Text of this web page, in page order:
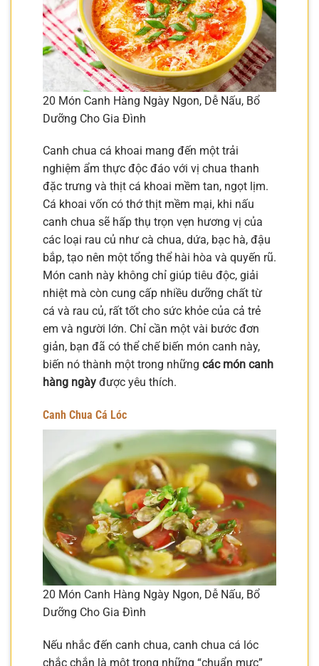
20 Món Canh Hàng Ngày Ngon, Dễ Nấu, Bổ
Dưỡng Cho Gia Đình
Canh chua cá khoai mang đến một trải
nghiệm ẩm thực độc đáo với vị chua thanh
đặc trưng và thịt cá khoai mềm tan, ngọt lịm.
Cá khoai vốn có thớ thịt mềm mại, khi nấu
canh chua sẽ hấp thụ trọn vẹn hương vị của
các loại rau củ như cà chua, dứa, bạc hà, đậu
bắp, tạo nên một tổng thể hài hòa và quyến rũ.
Món canh này không chỉ giúp tiêu độc, giải
nhiệt mà còn cung cấp nhiều dưỡng chất từ
cá và rau củ, rất tốt cho sức khỏe của cả trẻ
em và người lớn. Chỉ cần một vài bước đơn
giản, bạn đã có thể chế biến món canh này,
biến nó thành một trong những các món canh
hàng ngày được yêu thích.
Canh Chua Cá Lóc
20 Món Canh Hàng Ngày Ngon, Dễ Nấu, Bổ
Dưỡng Cho Gia Đình
Nếu nhắc đến canh chua, canh chua cá lóc
chắc chắn là một trong những “chuẩn mực”